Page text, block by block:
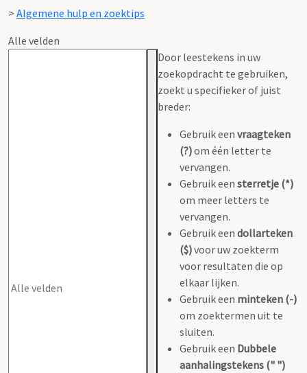
> Algemene hulp en zoektips
Alle velden
Door leestekens in uw
zoekopdracht te gebruiken,
zoekt u specifieker of juist
breder:
Gebruik een vraagteken
(?)om één letter te
vervangen.
Gebruik een sterretje (*)
om meer letters te
vervangen.
Gebruik een dollarteken
($)voor uw zoekterm
voor resultaten die op
elkaar lijken.
Gebruik een minteken (-)
om zoektermen uit te
sluiten.
Gebruik een Dubbele
aanhalingstekens (" ")